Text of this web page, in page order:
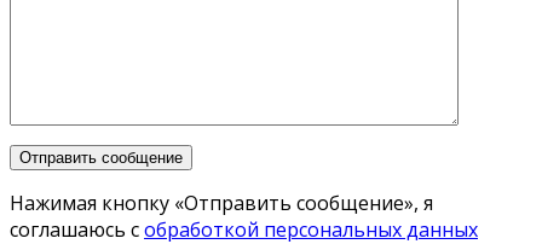
Нажимая кнопку «Отправить сообщение», я
соглашаюсь собработкой персональных данных